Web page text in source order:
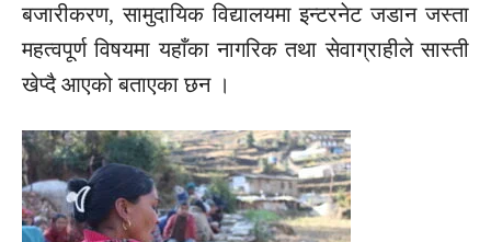
बजारीकरण, सामुदायिक विद्यालयमा इन्टरनेट जडान जस्ता
महत्वपूर्ण विषयमा यहाँका नागरिक तथा सेवाग्राहीले सास्ती
खेप्दै आएको बताएका छन ।